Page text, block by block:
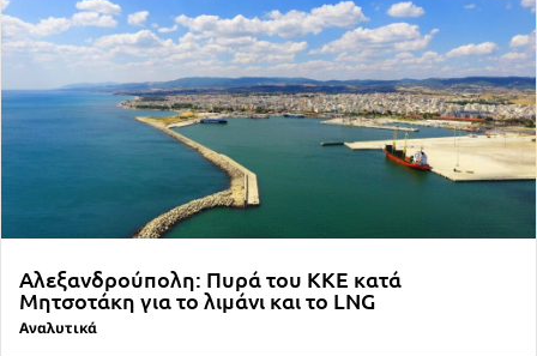
Αλεξανδρούπολη: Πυρά του ΚΚΕ κατά
Μητσοτάκη για το λιμάνι και το LNG
Αναλυτικά